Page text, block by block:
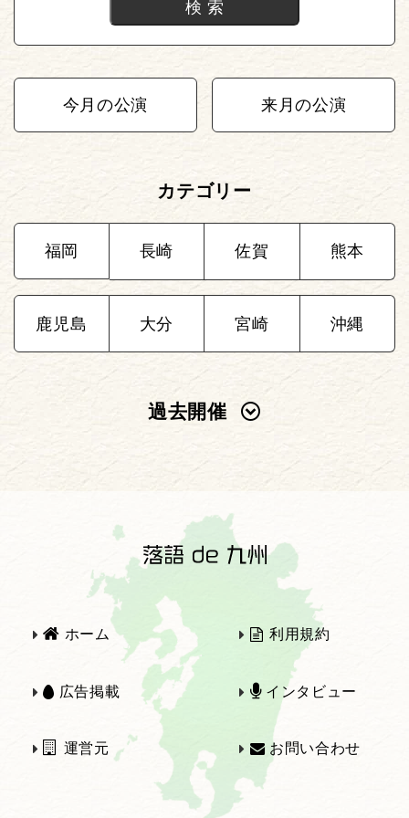
今月の公演 来月の公演
カテゴリー
福岡 長崎 佐賀 熊本
鹿児島 大分 宮崎 沖縄
過去開催
2025年
2022年
2021年 2020年
2019年 2018年
2017年 2016年
ホーム 利用規約
広告掲載 インタビュー
運営元 お問い合わせ